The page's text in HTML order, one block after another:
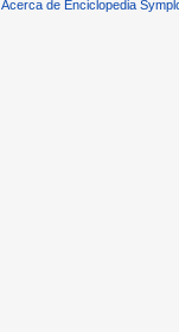
Acerca de Enciclopedia